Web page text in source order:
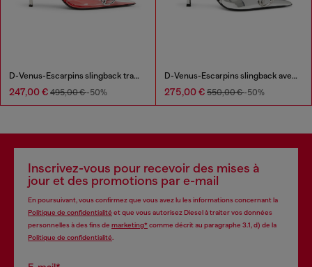
D-Venus-Escarpins slingback transparents à garniture en cuir
247,00 € 495,00 €-50%
D-Venus-Escarpins slingback avec finition miroir
275,00 € 550,00 €-50%
Inscrivez-vous pour recevoir des mises à
jour et des promotions par e-mail
En poursuivant, vous confirmez que vous avez lu les informations concernant la
Politique de confidentialité et que vous autorisez Diesel à traiter vos données
personnelles à des fins de marketing*comme décrit au paragraphe 3.1, d) de la
Politique de confidentialité